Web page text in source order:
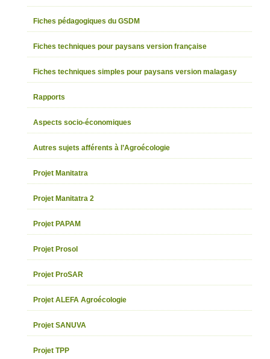
Fiches pédagogiques du GSDM
Fiches techniques pour paysans version française
Fiches techniques simples pour paysans version malagasy
Rapports
Aspects socio-économiques
Autres sujets afférents à l’Agroécologie
Projet Manitatra
Projet Manitatra 2
Projet PAPAM
Projet Prosol
Projet ProSAR
Projet ALEFA Agroécologie
Projet SANUVA
Projet TPP